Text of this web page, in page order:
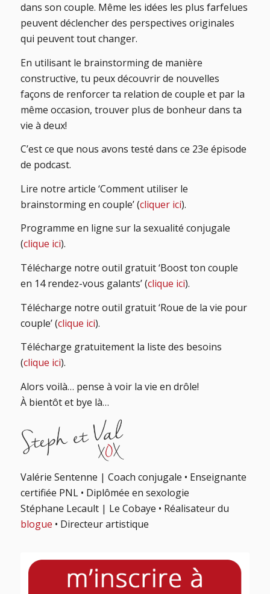
dans son couple. Même les idées les plus farfelues
peuvent déclencher des perspectives originales
qui peuvent tout changer.
En utilisant le brainstorming de manière
constructive, tu peux découvrir de nouvelles
façons de renforcer ta relation de couple et par la
même occasion, trouver plus de bonheur dans ta
vie à deux!
C’est ce que nous avons testé dans ce 23e épisode
de podcast.
Lire notre article ‘Comment utiliser le
brainstorming en couple’ (cliquer ici).
Programme en ligne sur la sexualité conjugale
(clique ici).
Télécharge notre outil gratuit ‘Boost ton couple
en 14 rendez-vous galants’ (clique ici).
Télécharge notre outil gratuit ‘Roue de la vie pour
couple’ (clique ici).
Télécharge gratuitement la liste des besoins
(clique ici).
Alors voilà… pense à voir la vie en drôle!
À bientôt et bye là…
Valérie Sentenne | Coach conjugale • Enseignante
certifiée PNL • Diplômée en sexologie
Stéphane Lecault | Le Cobaye • Réalisateur du
blogue • Directeur artistique